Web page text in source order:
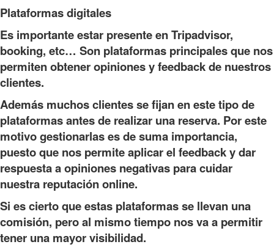
Plataformas digitales
Es importante estar presente en Tripadvisor,
booking, etc… Son plataformas principales que nos
permiten obtener opiniones y feedback de nuestros
clientes.
Además muchos clientes se fijan en este tipo de
plataformas antes de realizar una reserva. Por este
motivo gestionarlas es de suma importancia,
puesto que nos permite aplicar el feedback y dar
respuesta a opiniones negativas para cuidar
nuestra reputación online.
Si es cierto que estas plataformas se llevan una
comisión, pero al mismo tiempo nos va a permitir
tener una mayor visibilidad.